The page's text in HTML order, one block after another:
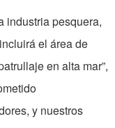
industria pesquera,
el área de
en alta mar”,
y nuestros